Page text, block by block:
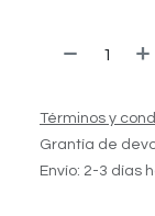
Términos y
Grantía de
Envío: 2-3 días